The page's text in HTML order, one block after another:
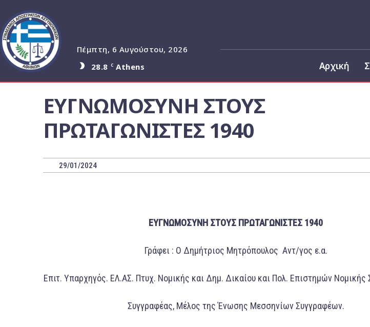
Πέμπτη, 6 Αυγούστου, 2026
28.8 C Athens Αρχική
ΕΥΓΝΩΜΟΣΥΝΗ ΣΤΟΥΣ
ΠΡΩΤΑΓΩΝΙΣΤΕΣ 1940
29/01/2024
ΕΥΓΝΩΜΟΣΥΝΗ ΣΤΟΥΣ ΠΡΩΤΑΓΩΝΙΣΤΕΣ 1940
Γράφει : Ο Δημήτριος Μητρόπουλος Αντ/γος ε.α.
Επιτ. Υπαρχηγός. ΕΛ.ΑΣ. Πτυχ. Νομικής και Δημ. Δικαίου και Πολ. Επιστημών
Συγγραφέας, Μέλος της Ένωσης Μεσσηνίων Συγγραφέων.